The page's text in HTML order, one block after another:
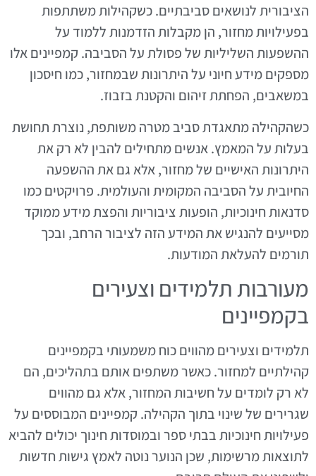
הציבורית לנושאים סביבתיים. כשקהילות משתתפות
בפעילויות מחזור, הן מקבלות הזדמנות ללמוד על
ההשפעות השליליות של פסולת על הסביבה. קמפיינים אלו
מספקים מידע חיוני על היתרונות שבמחזור, כמו חיסכון
במשאבים, הפחתת זיהום והקטנת בזבוז.
כשהקהילה מתאגדת סביב מטרה משותפת, נוצרת תחושת
בעלות על המאמץ. אנשים מתחילים להבין לא רק את
היתרונות האישיים של מחזור, אלא גם את ההשפעה
החיובית על הסביבה המקומית והעולמית. פרויקטים כמו
סדנאות חינוכיות, הופעות ציבוריות והפצת מידע ממוקד
מסייעים להנגיש את המידע הזה לציבור הרחב, ובכך
תורמים להעלאת המודעות.
מעורבות תלמידים וצעירים
בקמפיינים
תלמידים וצעירים מהווים כוח משמעותי בקמפיינים
קהילתיים למחזור. כאשר משתפים אותם בתהליכים, הם
לא רק לומדים על חשיבות המחזור, אלא גם מהווים
שגרירים של שינוי בתוך הקהילה. קמפיינים המבוססים על
פעילויות חינוכיות בבתי ספר ובמוסדות חינוך יכולים להביא
לתוצאות מרשימות, שכן הנוער נוטה לאמץ גישות חדשות